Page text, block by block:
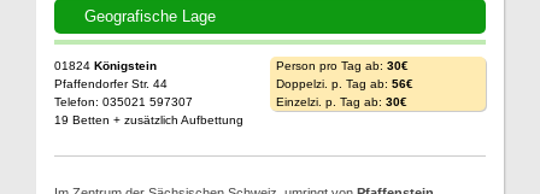
Geografische Lage
01824 Königstein
Pfaffendorfer Str. 44
Telefon: 035021 597307
19 Betten + zusätzlich Aufbettung
Person pro Tag ab: 30€
Doppelzi. p. Tag ab: 56€
Einzelzi. p. Tag ab: 30€